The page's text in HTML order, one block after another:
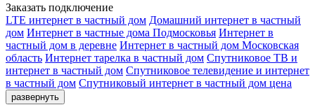
Заказать подключение
LTE интернет в частный дом Домашний интернет в частный
дом Интернет в частные дома Подмосковья Интернет в
частный дом в деревне Интернет в частный дом Московская
область Интернет тарелка в частный дом Спутниковое ТВ и
интернет в частный дом Спутниковое телевидение и интернет
в частный дом Спутниковый интернет в частный дом цена
развернуть